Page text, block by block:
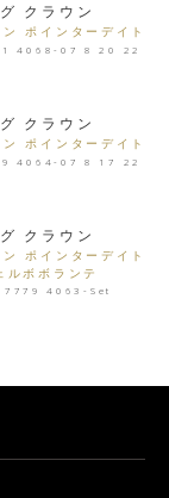
クラウン
ポインターデイト
4068-07 8 20 22
クラウン
ポインターデイト
4064-07 8 17 22
クラウン
ポインターデイト
ルボボランテ
4063-Set